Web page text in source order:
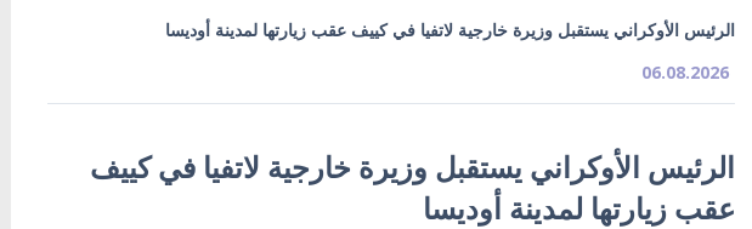
الرئيس الأوكراني يستقبل وزيرة خارجية لاتفيا في كييف عقب زيارتها لمدينة أوديسا
06.08.2026
الرئيس الأوكراني يستقبل وزيرة خارجية لاتفيا في كييف
عقب زيارتها لمدينة أوديسا